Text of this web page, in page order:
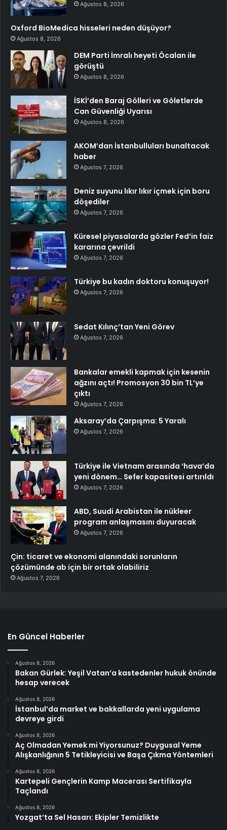
Ağustos 8, 2026
Oxford BioMedica hisseleri neden düşüyor?
Ağustos 8, 2026
DEM Parti İmralı heyeti Öcalan ile
görüştü
Ağustos 8, 2026
İSKİ’den Baraj Gölleri ve Göletlerde
Can Güvenliği Uyarısı
Ağustos 8, 2026
AKOM’dan İstanbulluları bunaltacak
haber
Ağustos 7, 2026
Deniz suyunu lıkır lıkır içmek için boru
döşediler
Ağustos 7, 2026
Küresel piyasalarda gözler Fed’in faiz
kararına çevrildi
Ağustos 7, 2026
Türkiye bu kadın doktoru konuşuyor!
Ağustos 7, 2026
Sedat Kılınç’tan Yeni Görev
Ağustos 7, 2026
Bankalar emekli kapmak için kesenin
ağzını açtı! Promosyon 30 bin TL’ye
çıktı
Ağustos 7, 2026
Aksaray’da Çarpışma: 5 Yaralı
Ağustos 7, 2026
Türkiye ile Vietnam arasında ‘hava’da
yeni dönem… Sefer kapasitesi artırıldı
Ağustos 7, 2026
ABD, Suudi Arabistan ile nükleer
program anlaşmasını duyuracak
Ağustos 7, 2026
Çin: ticaret ve ekonomi alanındaki sorunların
çözümünde ab için bir ortak olabiliriz
Ağustos 7, 2026
En Güncel Haberler
Ağustos 8, 2026
Bakan Gürlek: Yeşil Vatan’a kastedenler hukuk önünde
hesap verecek
Ağustos 8, 2026
İstanbul’da market ve bakkallarda yeni uygulama
devreye girdi
Ağustos 8, 2026
Aç Olmadan Yemek mi Yiyorsunuz? Duygusal Yeme
Alışkanlığının 5 Tetikleyicisi ve Başa Çıkma Yöntemleri
Ağustos 8, 2026
Kartepeli Gençlerin Kamp Macerası Sertifikayla
Taçlandı
Ağustos 8, 2026
Yozgat’ta Sel Hasarı: Ekipler Temizlikte